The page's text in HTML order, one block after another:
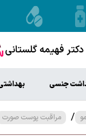
دکتر فهیمه گلستانی
جنسی
/ مراقبت پوست صورت